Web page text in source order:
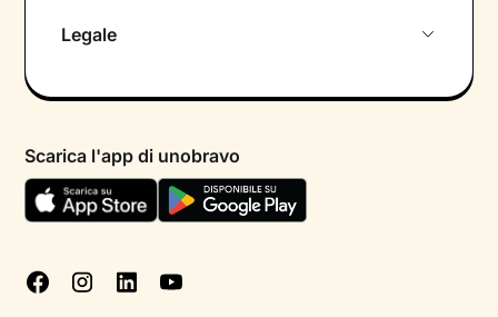
Psicologo in chat
Aiuto urgente
FAQ
Legale
Termini e condizioni
Informativa Privacy
Cookie policy
Scarica l'app di unobravo